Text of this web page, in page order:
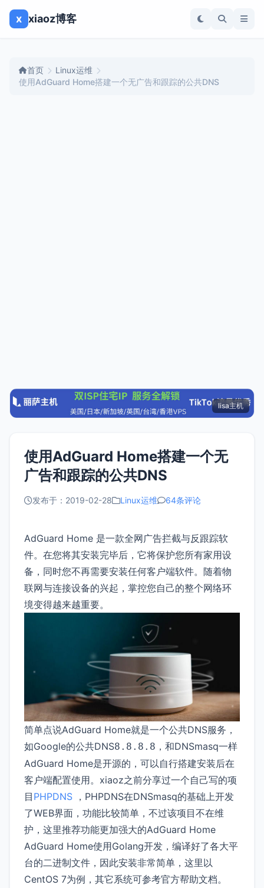
x xiaoz博客
首页
Linux运维
使用AdGuard Home搭建一个无广告和跟踪的公共DNS
lisa主机
使用AdGuard Home搭建一个无
广告和跟踪的公共DNS
发布于：2019-02-28 Linux运维 64条评论
AdGuard Home 是一款全网广告拦截与反跟踪软
件。在您将其安装完毕后，它将保护您所有家用设
备，同时您不再需要安装任何客户端软件。随着物
联网与连接设备的兴起，掌控您自己的整个网络环
境变得越来越重要。
简单点说AdGuard Home就是一个公共DNS服务，
如Google的公共DNS8.8.8.8 ，和DNSmasq一样
AdGuard Home是开源的，可以自行搭建安装后在
客户端配置使用。xiaoz之前分享过一个自己写的项
目 PHPDNS ，PHPDNS在DNSmasq的基础上开发
了WEB界面，功能比较简单，不过该项目不在维
护，这里推荐功能更加强大的AdGuard Home
AdGuard Home使用Golang开发，编译好了各大平
台的二进制文件，因此安装非常简单，这里以
CentOS 7为例，其它系统可参考官方帮助文档。